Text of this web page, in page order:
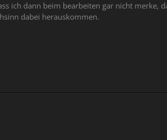
ich dann beim bearbeiten gar nicht merke,
dabei herauskommen.